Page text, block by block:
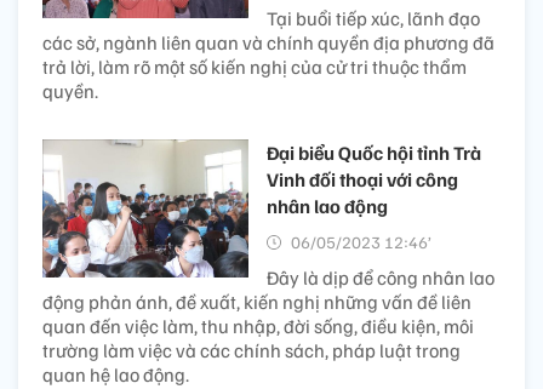
Tại buổi tiếp xúc, lãnh đạo
các sở, ngành liên quan và chính quyền địa phương đã
trả lời, làm rõ một số kiến nghị của cử tri thuộc thẩm
quyền.
Đại biểu Quốc hội tỉnh Trà
Vinh đối thoại với công
nhân lao động
06/05/2023 12:46’
Đây là dịp để công nhân lao
động phản ánh, đề xuất, kiến nghị những vấn đề liên
quan đến việc làm, thu nhập, đời sống, điều kiện, môi
trường làm việc và các chính sách, pháp luật trong
quan hệ lao động.